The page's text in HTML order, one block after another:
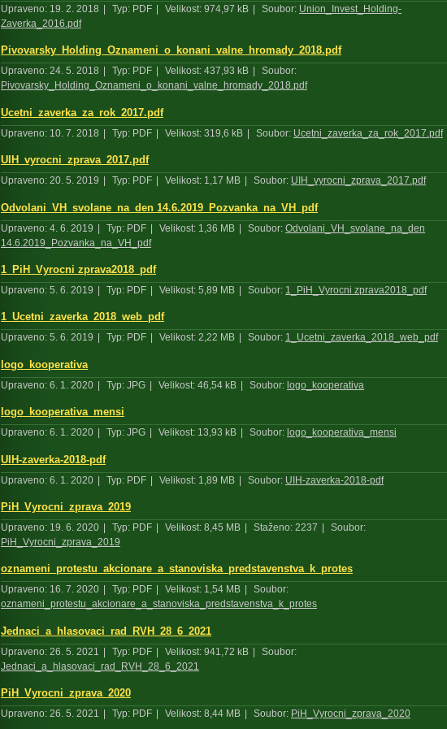
Upraveno: 19. 2. 2018 Typ: PDF Velikost: 974,97 kB Soubor: Union_Invest_Holding-
Zaverka_2016.pdf
Pivovarsky_Holding_Oznameni_o_konani_valne_hromady_2018.pdf
Upraveno: 24. 5. 2018 Typ: PDF Velikost: 437,93 kB
Soubor:
Pivovarsky_Holding_Oznameni_o_konani_valne_hromady_2018.pdf
Ucetni_zaverka_za_rok_2017.pdf
Upraveno: 10. 7. 2018 | Typ: PDF | Velikost: 319,6 kB | Soubor: Ucetni_zaverka_za_rok_2017.pdf
UIH_vyrocni_zprava_2017.pdf
Upraveno: 20. 5. 2019 Typ: PDF Velikost: 1,17 MB Soubor: UIH_vyrocni_zprava_2017.pdf
Odvolani_VH_svolane_na_den 14.6.2019_Pozvanka_na_VH_pdf
Upraveno: 4. 6. 2019 | Typ: PDF | Velikost: 1,36 MB | Soubor: Odvolani_VH_svolane_na_den
14.6.2019_Pozvanka_na_VH_pdf
1_PiH_Vyrocni zprava2018_pdf
Upraveno: 5. 6. 2019 Typ: PDF Velikost: 5,89 MB Soubor: 1_PiH_Vyrocni zprava2018_pdf
1_Ucetni_zaverka_2018_web_pdf
Upraveno: 5. 6. 2019 Typ: PDF Velikost: 2,22 MB Soubor: 1_Ucetni_zaverka_2018_web_pdf
logo_kooperativa
Upraveno: 6. 1. 2020 | Typ: JPG | Velikost: 46,54 kB | Soubor: logo_kooperativa
logo_kooperativa_mensi
Upraveno: 6. 1. 2020 Typ: JPG Velikost: 13,93 kB Soubor: logo_kooperativa_mensi
UIH-zaverka-2018-pdf
Upraveno: 6. 1. 2020 | Typ: PDF | Velikost: 1,89 MB | Soubor: UIH-zaverka-2018-pdf
PiH_Vyrocni_zprava_2019
Upraveno: 19. 6. 2020 Typ: PDF Velikost: 8,45 MB Staženo: 2237
Soubor:
PiH_Vyrocni_zprava_2019
oznameni_protestu_akcionare_a_stanoviska_predstavenstva_k_protes
Upraveno: 16. 7. 2020 Typ: PDF Velikost: 1,54 MB
Soubor:
oznameni_protestu_akcionare_a_stanoviska_predstavenstva_k_protes
Jednaci_a_hlasovaci_rad_RVH_28_6_2021
Upraveno: 26. 5. 2021 | Typ: PDF | Velikost: 941,72 kB |
Soubor:
Jednaci_a_hlasovaci_rad_RVH_28_6_2021
PiH_Vyrocni_zprava_2020
Upraveno: 26. 5. 2021 Typ: PDF Velikost: 8,44 MB Soubor: PiH_Vyrocni_zprava_2020